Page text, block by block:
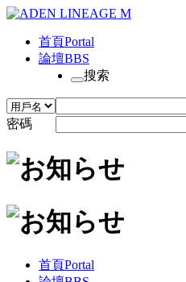
首頁Portal
論壇BBS
搜索
密碼
首頁Portal